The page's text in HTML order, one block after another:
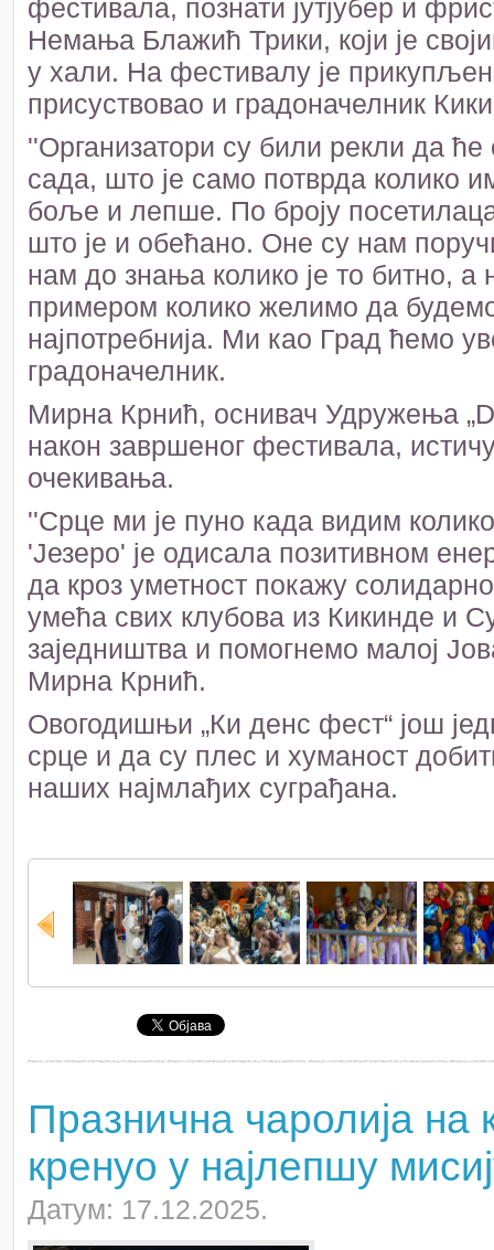
фестивала, познати јутјубер и
Немања Блажић Трики, који је
у хали. На фестивалу је
присуствовао и градоначелник
''Организатори су били рекли да
сада, што је само потврда колико
боље и лепше. По броју
што је и обећано. Оне су нам
нам до знања колико је то битно,
примером колико желимо да будемо
најпотребнија. Ми као Град ћемо
градоначелник.
Мирна Крнић, оснивач Удружења
након завршеног фестивала,
очекивања.
''Срце ми је пуно када видим
'Језеро' је одисала позитивном
да кроз уметност покажу
умећа свих клубова из Кикинде и
заједништва и помогнемо малој
Мирна Крнић.
Овогодишњи „Ки денс фест“ још
срце и да су плес и хуманост
наших најмлађих суграђана.
Празнична чаролија
кренуо у најлепшу
Датум: 17.12.2025.